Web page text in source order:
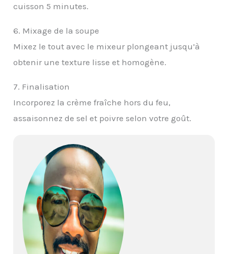
cuisson 5 minutes.
6. Mixage de la soupe
Mixez le tout avec le mixeur plongeant jusqu’à
obtenir une texture lisse et homogène.
7. Finalisation
Incorporez la crème fraîche hors du feu,
assaisonnez de sel et poivre selon votre goût.